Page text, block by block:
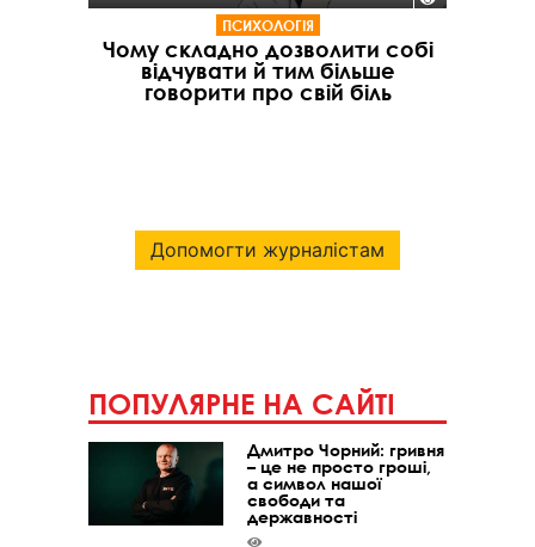
ПСИХОЛОГІЯ
Чому складно дозволити собі
відчувати й тим більше
говорити про свій біль
Допомогти журналістам
ПОПУЛЯРНЕ НА САЙТІ
Дмитро Чорний: гривня
– це не просто гроші,
а символ нашої
свободи та
державності